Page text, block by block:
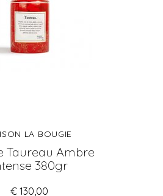
LA BOUGIE
Taureau Ambre
380gr
€ 130,00